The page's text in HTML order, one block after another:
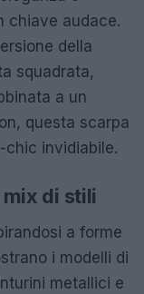
chiave audace.
della
squadrata,
a un
questa scarpa
invidiabile.
di stili
a forme
i modelli di
metallici e